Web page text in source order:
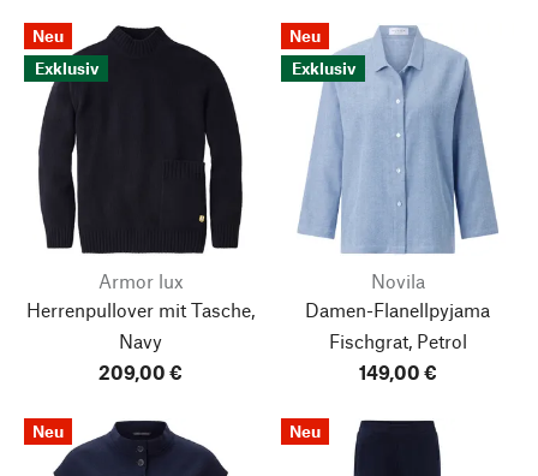
Neu
Exklusiv
Armor lux
Herrenpullover mit Tasche,
Navy
209,00 €
Neu
Exklusiv
Novila
Damen-Flanellpyjama
Fischgrat, Petrol
149,00 €
Neu Neu